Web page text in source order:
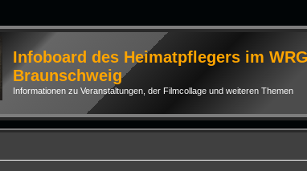
Infoboard des Heimatpflegers im WRG
Braunschweig
Informationen zu Veranstaltungen, der Filmcollage und weiteren Themen